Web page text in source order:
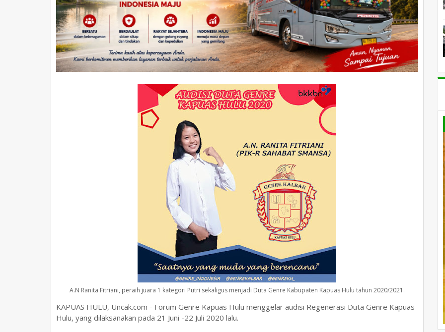
A.N Ranita Fitriani, peraih juara 1 kategori Putri sekaligus menjadi Duta Genre Kabupaten Kapuas Hulu tahun 2020/2021.
KAPUAS HULU, Uncak.com - Forum Genre Kapuas Hulu menggelar audisi Regenerasi Duta Genre Kapuas
Hulu, yang dilaksanakan pada 21 Juni -22 Juli 2020 lalu.